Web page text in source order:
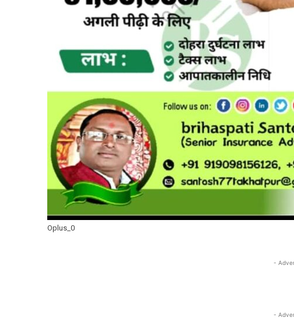
Oplus_0
-
-